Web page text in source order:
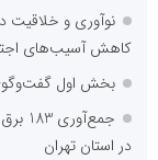
نوآوری و خلاقیت
کاهش آسیب‌های
بخش اول
در استان تهران